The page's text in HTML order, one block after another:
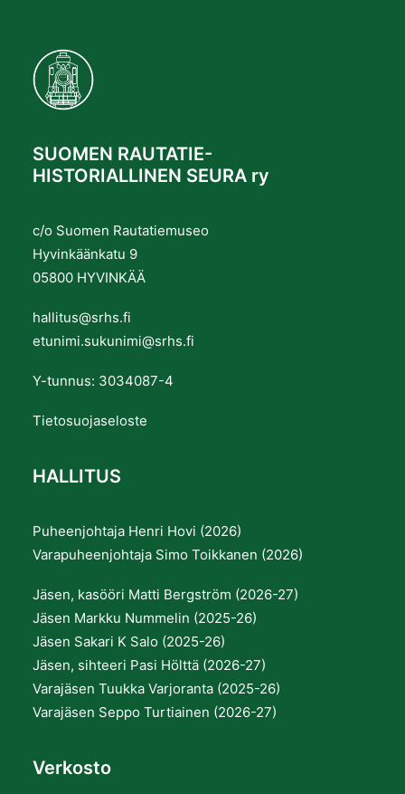
SUOMEN RAUTATIE-
HISTORIALLINEN SEURA ry
c/o Suomen Rautatiemuseo
Hyvinkäänkatu 9
05800 HYVINKÄÄ
hallitus@srhs.fi
etunimi.sukunimi@srhs.fi
Y-tunnus: 3034087-4
Tietosuojaseloste
HALLITUS
Puheenjohtaja Henri Hovi (2026)
Varapuheenjohtaja Simo Toikkanen (2026)
Jäsen, kasööri Matti Bergström (2026-27)
Jäsen Markku Nummelin (2025-26)
Jäsen Sakari K Salo (2025-26)
Jäsen, sihteeri Pasi Hölttä (2026-27)
Varajäsen Tuukka Varjoranta (2025-26)
Varajäsen Seppo Turtiainen (2026-27)
Verkosto